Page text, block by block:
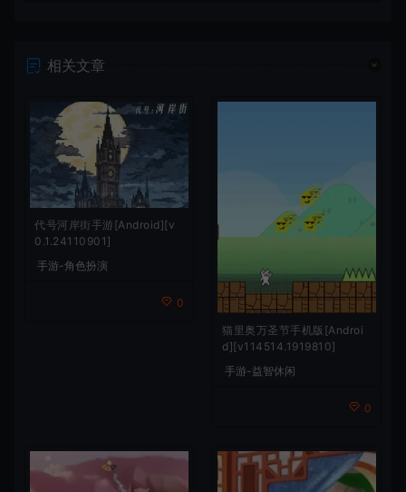
相关文章
代号河岸街手游[Android][v
0.1.24110901]
手游-角色扮演
0
猫里奥万圣节手机版[Androi
d][v114514.1919810]
手游-益智休闲
0